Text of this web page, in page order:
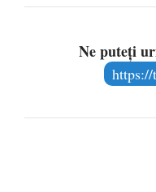
Ne puteți
https://